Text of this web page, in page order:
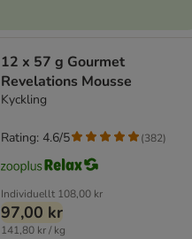
12 x 57 g Gourmet
Revelations Mousse
Kyckling
Individuellt 108,00 kr
97,00 kr
141,80 kr / kg
Rating: 4.6/5 (382)